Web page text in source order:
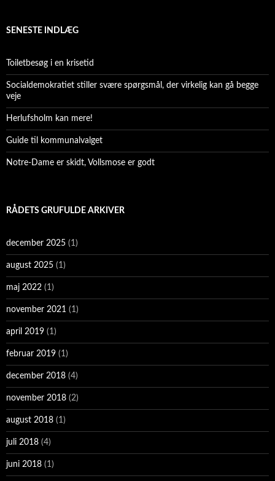
SENESTE INDLÆG
Toiletbesøg i en krisetid
Socialdemokratiet stiller svære spørgsmål, der virkelig kan gå begge
veje
Herlufsholm kan mere!
Guide til kommunalvalget
Notre-Dame er skidt, Vollsmose er godt
RÅDETS GRUFULDE ARKIVER
december 2025 (1)
august 2025 (1)
maj 2022 (1)
november 2021 (1)
april 2019 (1)
februar 2019 (1)
december 2018 (4)
november 2018 (2)
august 2018 (1)
juli 2018 (4)
juni 2018 (1)